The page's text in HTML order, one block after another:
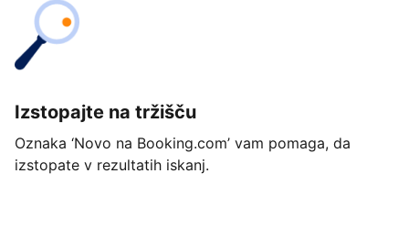
Izstopajte na tržišču
Oznaka ‘Novo na Booking.com’ vam pomaga, da
izstopate v rezultatih iskanj.